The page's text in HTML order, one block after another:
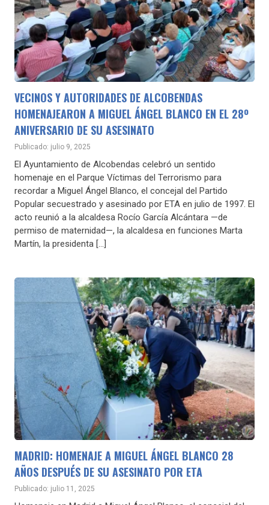
VECINOS Y AUTORIDADES DE ALCOBENDAS
HOMENAJEARON A MIGUEL ÁNGEL BLANCO EN EL 28º
ANIVERSARIO DE SU ASESINATO
Publicado: julio 9, 2025
El Ayuntamiento de Alcobendas celebró un sentido
homenaje en el Parque Víctimas del Terrorismo para
recordar a Miguel Ángel Blanco, el concejal del Partido
Popular secuestrado y asesinado por ETA en julio de 1997. El
acto reunió a la alcaldesa Rocío García Alcántara —de
permiso de maternidad—, la alcaldesa en funciones Marta
Martín, la presidenta […]
MADRID: HOMENAJE A MIGUEL ÁNGEL BLANCO 28
AÑOS DESPUÉS DE SU ASESINATO POR ETA
Publicado: julio 11, 2025